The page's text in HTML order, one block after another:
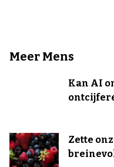
Meer Mens
Kan AI
Zette